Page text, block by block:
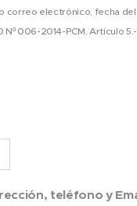
correo electrónico, fecha
Nº 006-2014-PCM, Artículo
teléfono y